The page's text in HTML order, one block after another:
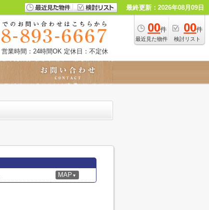
最終更新：2026年08月09日
00件
最近見た物件
00件
検討リスト
営業時間：24時間OK 定休日：不定休
MAP ▼